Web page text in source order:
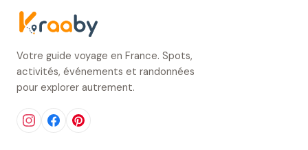
Votre guide voyage en France. Spots,
activités, événements et randonnées
pour explorer autrement.